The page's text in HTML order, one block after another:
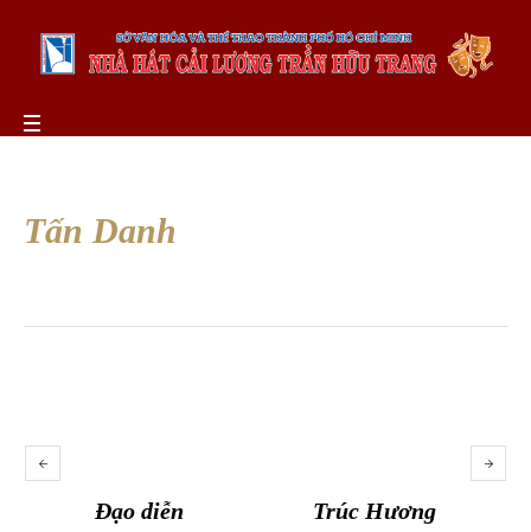
Tấn Danh
Đạo diễn
Trúc Hương